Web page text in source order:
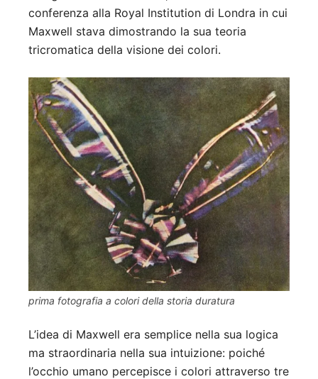
conferenza alla Royal Institution di Londra in cui
Maxwell stava dimostrando la sua teoria
tricromatica della visione dei colori.
prima fotografia a colori della storia duratura
L’idea di Maxwell era semplice nella sua logica
ma straordinaria nella sua intuizione: poiché
l’occhio umano percepisce i colori attraverso tre